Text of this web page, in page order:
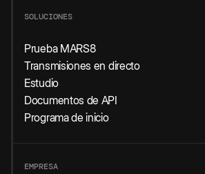
SOLUCIONES
Prueba MARS8
Transmisiones en directo
Estudio
Documentos de API
Programa de inicio
EMPRESA